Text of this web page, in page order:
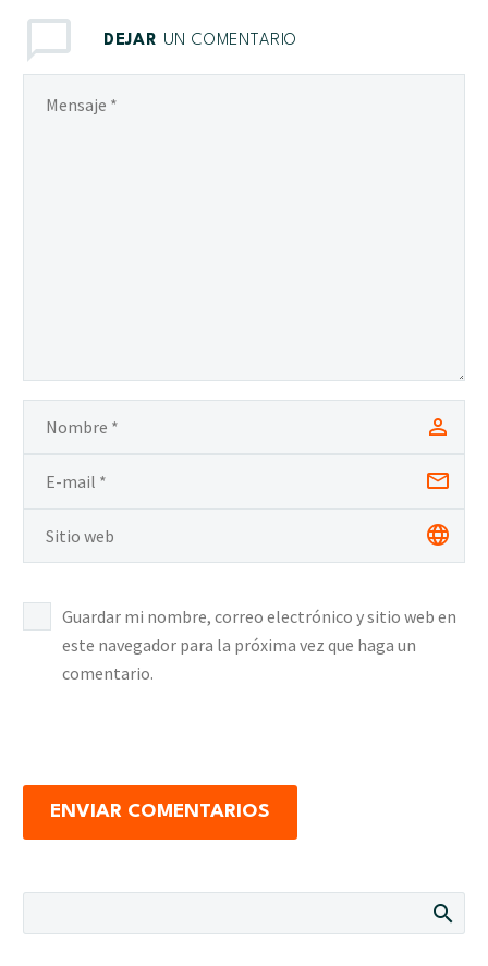
DEJAR UN COMENTARIO
Guardar mi nombre, correo electrónico y sitio web en
este navegador para la próxima vez que haga un
comentario.
ENVIAR COMENTARIOS